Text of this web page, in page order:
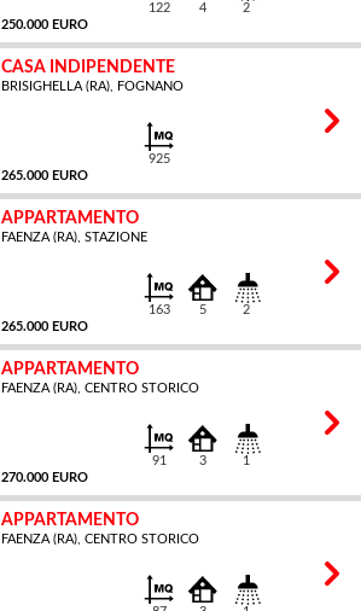
250.000 EURO
122 4 2
CASA INDIPENDENTE
BRISIGHELLA (RA), FOGNANO
265.000 EURO
925
APPARTAMENTO
FAENZA (RA), STAZIONE
265.000 EURO
163 5 2
APPARTAMENTO
FAENZA (RA), CENTRO STORICO
270.000 EURO
91 3 1
APPARTAMENTO
FAENZA (RA), CENTRO STORICO